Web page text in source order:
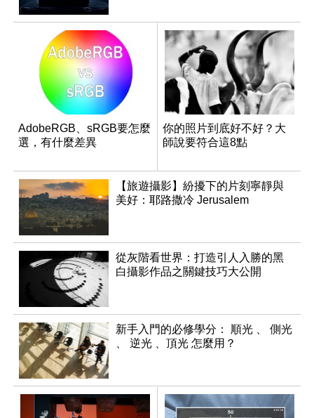
AdobeRGB、sRGB要怎麼
選，有什麼差異
你的照片到底好不好？大
師說要符合這8點
【旅遊攝影】紛擾下的片刻寧靜與
美好：耶路撒冷 Jerusalem
從灰階看世界：打造引人入勝的黑
白攝影作品之關鍵技巧大公開
新手入門的必修學分： 順光 、 側光
、 逆光 、頂光 怎麼用？